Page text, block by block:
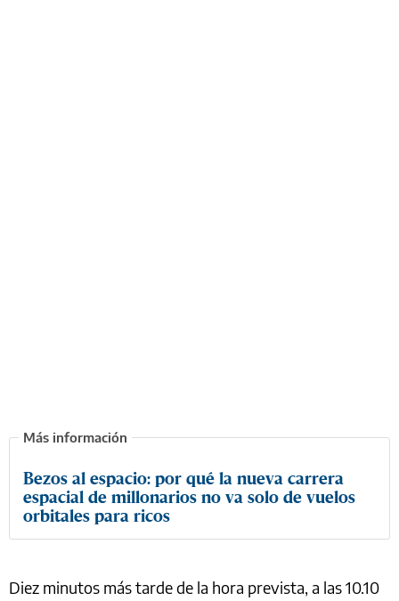
Bezos al espacio: por qué la nueva carrera
espacial de millonarios no va solo de vuelos
orbitales para ricos
Diez minutos más tarde de la hora prevista, a las 10.10